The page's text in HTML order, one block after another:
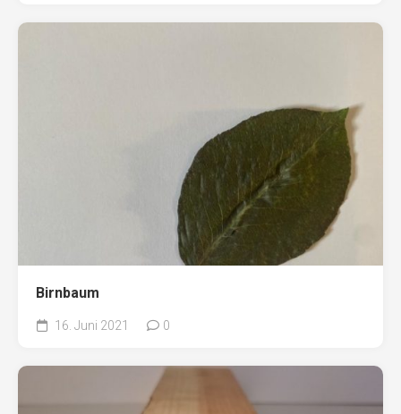
Birnbaum
16. Juni 2021 0